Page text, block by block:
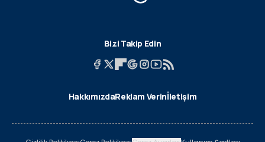
Bizi Takip Edin
HakkımızdaReklam Verinİletişim